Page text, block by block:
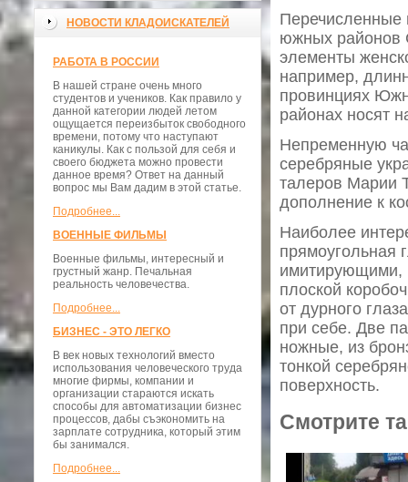
НОВОСТИ КЛАДОИСКАТЕЛЕЙ
РАБОТА В РОССИИ
В нашей стране очень много
студентов и учеников. Как правило у
данной категории людей летом
ощущается переизбыток свободного
времени, потому что наступают
каникулы. Как с пользой для себя и
своего бюджета можно провести
данное время? Ответ на данный
вопрос мы Вам дадим в этой статье.
Подробнее...
ВОЕННЫЕ ФИЛЬМЫ
Военные фильмы, интересный и
грустный жанр. Печальная
реальность человечества.
Подробнее...
БИЗНЕС - ЭТО ЛЕГКО
В век новых технологий вместо
использования человеческого труда
многие фирмы, компании и
организации стараются искать
способы для автоматизации бизнес
процессов, дабы съэкономить на
зарплате сотрудника, который этим
бы занимался.
Подробнее...
Перечисленные
южных районов
элементы
например,
провинциях
районах носят
Непременную
серебряные
талеров Марии
дополнение к
Наиболее
прямоугольная
имитирующими,
плоской
от дурного
при себе. Две
ножные, из
тонкой
поверхность.
Смотрите